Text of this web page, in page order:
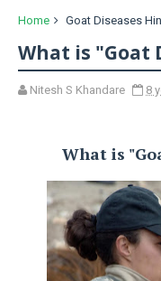
Home Goat Diseases
What is "Goat
Nitesh S Khandare 8
What is